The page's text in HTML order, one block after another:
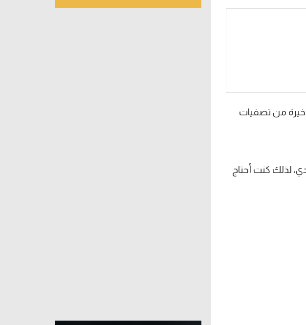
فنزويلا بنتيجة 3-0 في الجولة 17 وقبل الأخيرة من تصفيات
لذلك كنت أحتاج